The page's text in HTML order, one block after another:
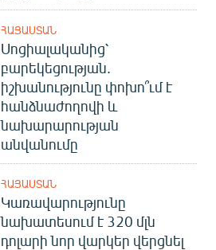
ՀԱՅԱՍՏԱՆ
Սոցիալականից՝
բարեկեցության.
իշխանությունը փոխո՞ւմ է
հանձնաժողովի և
նախարարության
անվանումը
ՀԱՅԱՍՏԱՆ
Կառավարությունը
նախատեսում է 320 մլն
դոլարի նոր վարկեր վերցնել